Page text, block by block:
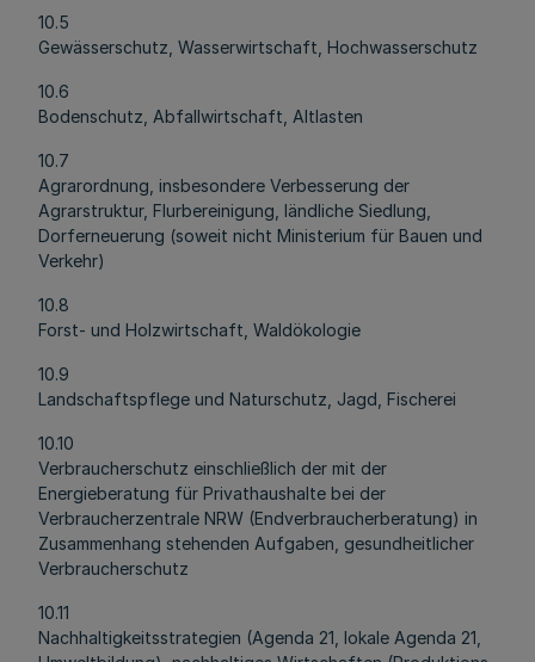
10.5
Gewässerschutz, Wasserwirtschaft, Hochwasserschutz
10.6
Bodenschutz, Abfallwirtschaft, Altlasten
10.7
Agrarordnung, insbesondere Verbesserung der
Agrarstruktur, Flurbereinigung, ländliche Siedlung,
Dorferneuerung (soweit nicht Ministerium für Bauen und
Verkehr)
10.8
Forst- und Holzwirtschaft, Waldökologie
10.9
Landschaftspflege und Naturschutz, Jagd, Fischerei
10.10
Verbraucherschutz einschließlich der mit der
Energieberatung für Privathaushalte bei der
Verbraucherzentrale NRW (Endverbraucherberatung) in
Zusammenhang stehenden Aufgaben, gesundheitlicher
Verbraucherschutz
10.11
Nachhaltigkeitsstrategien (Agenda 21, lokale Agenda 21,